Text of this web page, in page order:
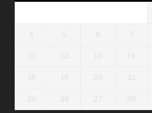
4 5 6 7
11 12 13 14
18 19 20 21
25 26 27 28